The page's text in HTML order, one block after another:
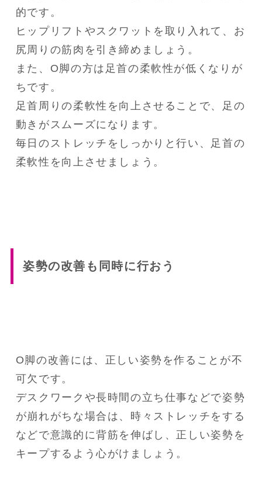
的です。
ヒップリフトやスクワットを取り入れて、お
尻周りの筋肉を引き締めましょう。
また、O脚の方は足首の柔軟性が低くなりが
ちです。
足首周りの柔軟性を向上させることで、足の
動きがスムーズになります。
毎日のストレッチをしっかりと行い、足首の
柔軟性を向上させましょう。
姿勢の改善も同時に行おう
O脚の改善には、正しい姿勢を作ることが不
可欠です。
デスクワークや長時間の立ち仕事などで姿勢
が崩れがちな場合は、時々ストレッチをする
などで意識的に背筋を伸ばし、正しい姿勢を
キープするよう心がけましょう。